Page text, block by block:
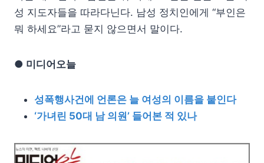
성 지도자들을 따라다닌다. 남성 정치인에게 “부인은
뭐 하세요”라고 묻지 않으면서 말이다.
● 미디어오늘
성폭행사건에 언론은 늘 여성의 이름을 붙인다
‘가녀린 50대 남 의원’ 들어본 적 있나